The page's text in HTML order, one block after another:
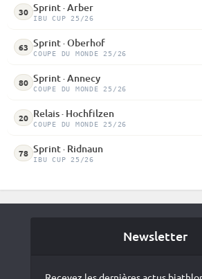
30 Sprint · Arber
IBU CUP 25/26
63 Sprint · Oberhof
COUPE DU MONDE 25/26
80 Sprint · Annecy
COUPE DU MONDE 25/26
20 Relais · Hochfilzen
COUPE DU MONDE 25/26
78 Sprint · Ridnaun
IBU CUP 25/26
Newsletter